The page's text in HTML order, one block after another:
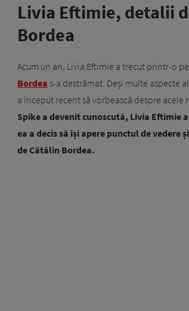
Livia Eftimie, detalii
Bordea
Acum un an, Livia Eftimie a trecut printr-o
Bordea s-a destrămat. Deși multe aspecte
a început recent să vorbească despre
Spike a devenit cunoscută, Livia Eftimie
ea a decis să își apere punctul de
de Cătălin Bordea.